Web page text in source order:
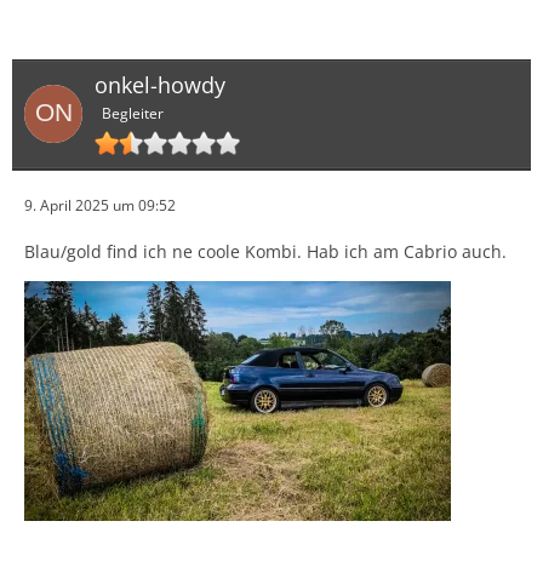
... onkel-howdy
Begleiter
9. April 2025 um 09:52
Blau/gold find ich ne coole Kombi. Hab ich am Cabrio auch.